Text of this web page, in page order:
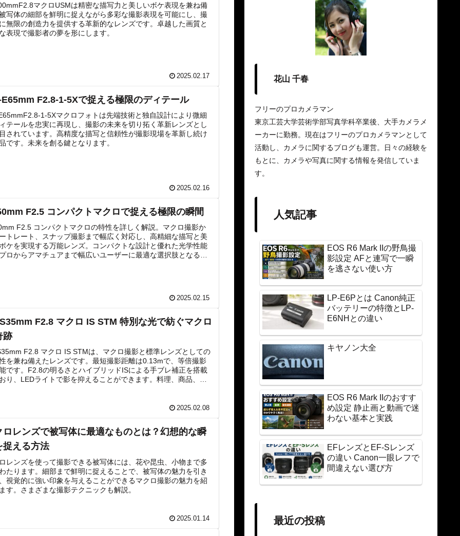
マクロUSMは精密な描写力と美しいボケ表現を兼ね備
写体の細部を鮮明に捉えながら多彩な撮影表現を可能にし、撮
無限の創造力を提供する革新的なレンズです。卓越した画質と
表現で撮影者の夢を形にします。
2025.02.17
F2.8-1-5Xで捉える極限のディテール
1-5Xマクロフォトは先端技術と独自設計により微細
テールを忠実に再現し、撮影の未来を切り拓く革新レンズとし
されています。高精度な描写と信頼性が撮影現場を革新し続け
です。未来を創る鍵となります。
2025.02.16
F2.5 コンパクトマクロで捉える極限の瞬間
F2.5 コンパクトマクロの特性を詳しく解説。マクロ撮影か
トレート、スナップ撮影まで幅広く対応し、高精細な描写と美
ケを実現する万能レンズ。コンパクトな設計と優れた光学性能
ロからアマチュアまで幅広いユーザーに最適な選択肢となる一
2025.02.15
F2.8 マクロ IS STM 特別な光で紡ぐマクロ
跡
F2.8 マクロ IS STMは、マクロ撮影と標準レンズとしての
を兼ね備えたレンズです。最短撮影距離は0.13mで、等倍撮影
です。F2.8の明るさとハイブリッドISによる手ブレ補正を搭載
り、LEDライトで影を抑えることができます。料理、商品、昆
2025.02.08
ロレンズで被写体に最適なものとは？幻想的な瞬
捉える方法
レンズを使って撮影できる被写体には、花や昆虫、小物まで多
たります。細部まで鮮明に捉えることで、被写体の魅力を引き
視覚的に強い印象を与えることができるマクロ撮影の魅力を紹
す。さまざまな撮影テクニックも解説。
2025.01.14
花山 千春
フリーのプロカメラマン
東京工芸大学芸術学部写真学科卒業後、大手カメラメ
ーカーに勤務。現在はフリーのプロカメラマンとして
活動し、カメラに関するブログも運営。日々の経験を
もとに、カメラや写真に関する情報を発信していま
す。
人気記事
EOS R6 Mark IIの野鳥撮
影設定 AFと連写で一瞬
を逃さない使い方
LP-E6Pとは Canon純正
バッテリーの特徴とLP-
E6NHとの違い
キヤノン大全
EOS R6 Mark IIのおすす
め設定 静止画と動画で迷
わない基本と実践
EFレンズとEF-Sレンズ
の違い Canon一眼レフで
間違えない選び方
最近の投稿